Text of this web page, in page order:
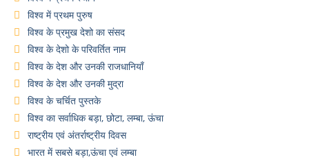
विश्व में प्रथम पुरुष
विश्व के प्रमुख देशो का संसद
विश्व के देशो के परिवर्तित नाम
विश्व के देश और उनकी राजधानियाँ
विश्व के देश और उनकी मुद्रा
विश्व के चर्चित पुस्तके
विश्व का सर्वाधिक बड़ा, छोटा, लम्बा, ऊंचा
राष्ट्रीय एवं अंतर्राष्ट्रीय दिवस
भारत में सबसे बड़ा,ऊंचा एवं लम्बा